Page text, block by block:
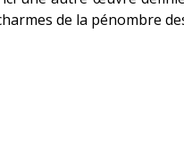
de la pénombre